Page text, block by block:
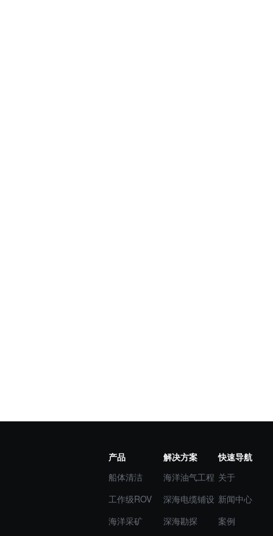
产品
船体清洁
工作级ROV
海洋采矿
解决方案
海洋油气工程
深海电缆铺设
深海勘探
快速导航
关于
新闻中心
案例